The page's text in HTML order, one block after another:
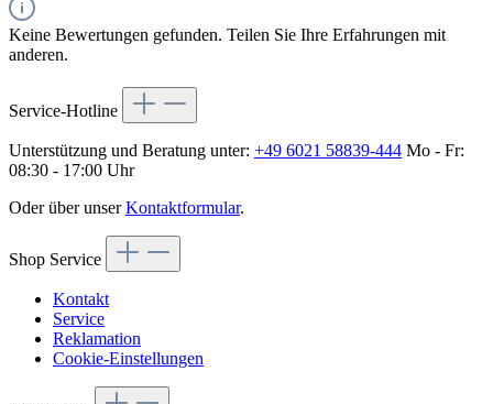
Keine Bewertungen gefunden. Teilen Sie Ihre Erfahrungen mit
anderen.
Service-Hotline
Unterstützung und Beratung unter: +49 6021 58839-444 Mo - Fr:
08:30 - 17:00 Uhr
Oder über unserKontaktformular.
Shop Service
Kontakt
Service
Reklamation
Cookie-Einstellungen